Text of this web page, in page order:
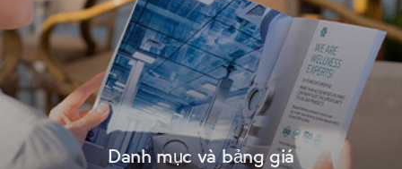
Danh mục và bảng giá